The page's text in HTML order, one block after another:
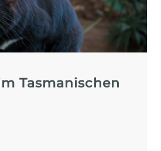
Tasmanischen